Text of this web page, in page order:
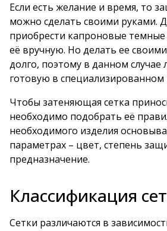
Если есть желание и время, то
можно сделать своими руками.
приобрести капроновые темные
её вручную. Но делать ее
долго, поэтому в данном случае
готовую в специализированном
Чтобы затеняющая сетка
необходимо подобрать её
необходимого изделия
параметрах – цвет, степень
предназначение.
Классификация
Сетки различаются в